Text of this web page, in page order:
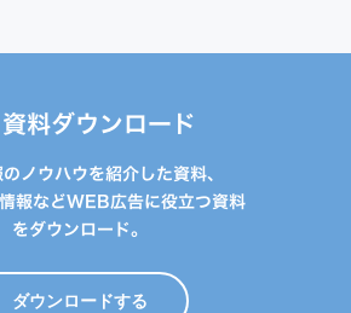
資料ダウンロード
ノウハウを紹介した資料、
報などWEB広告に役立つ資料
をダウンロード。
ダウンロードする